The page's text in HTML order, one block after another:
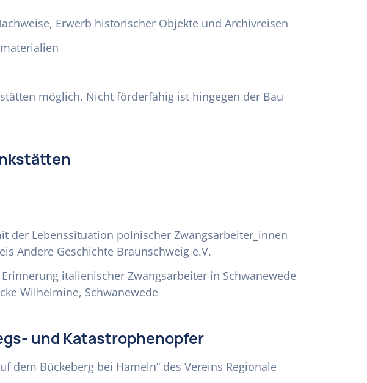
Erwerb historischer Objekte und Archivreisen
möglich. Nicht förderfähig ist hingegen der Bau
der Lebenssituation polnischer Zwangsarbeiter_innen
Andere Geschichte Braunschweig e.V.
italienischer Zwangsarbeiter in Schwanewede
Wilhelmine, Schwanewede
und Katastrophenopfer
dem Bückeberg bei Hameln“ des Vereins Regionale